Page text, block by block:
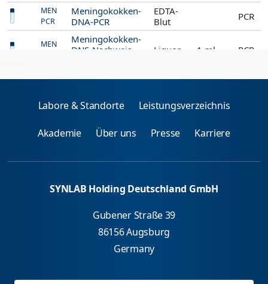
MEN
PCR
Meningokokken-
DNA-PCR
EDTA-
Blut
PCR
MEN
Meningokokken-
DNS-Nachweis
Liquor 1 ml PCR
2026-08-07
Labore & Standorte Leistungsverzeichnis
Akademie Über uns Presse Karriere
SYNLAB Holding Deutschland GmbH
Gubener Straße 39
86156 Augsburg
Germany